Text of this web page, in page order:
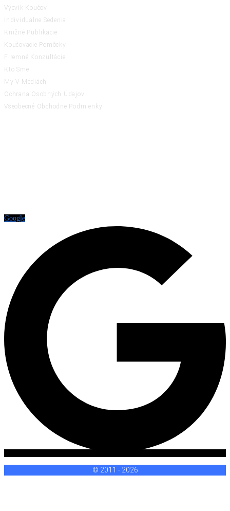
Výcvik Koučov
Individuálne Sedenia
Knižné Publikácie
Koučovacie Pomôcky
Firemné Konzultácie
Kto Sme
My V Médiách
Ochrana Osobných Údajov
Všeobecné Obchodné Podmienky
Google
© 2011 - 2026